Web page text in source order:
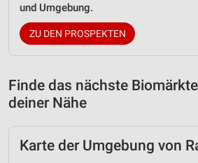
und Umgebung.
ZU DEN PROSPEKTEN
Finde das nächste
deiner Nähe
Karte der Umgebung von